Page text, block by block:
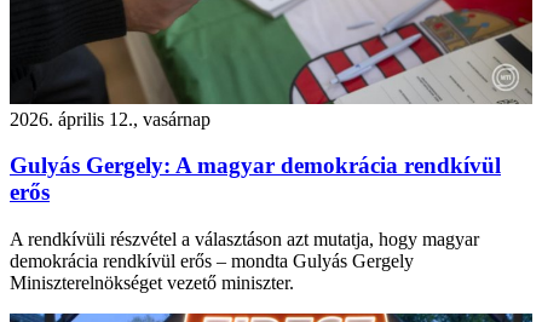
2026. április 12., vasárnap
Gulyás Gergely: A magyar demokrácia rendkívül
erős
A rendkívüli részvétel a választáson azt mutatja, hogy magyar
demokrácia rendkívül erős – mondta Gulyás Gergely
Miniszterelnökséget vezető miniszter.